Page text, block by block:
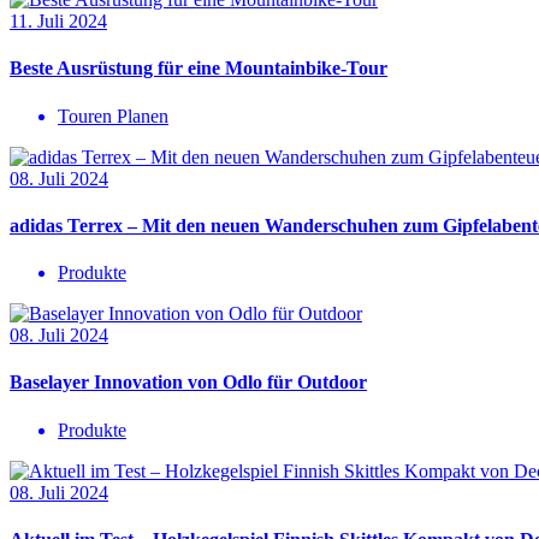
11. Juli 2024
Beste Ausrüstung für eine Mountainbike-Tour
Touren Planen
08. Juli 2024
adidas Terrex – Mit den neuen Wanderschuhen zum
Produkte
08. Juli 2024
Baselayer Innovation von Odlo für Outdoor
Produkte
08. Juli 2024